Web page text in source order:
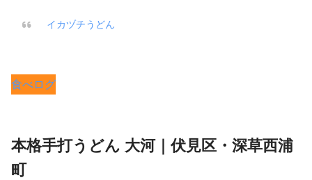
イカヅチうどん
食べログ
本格手打うどん 大河｜伏見区・深草西浦
町